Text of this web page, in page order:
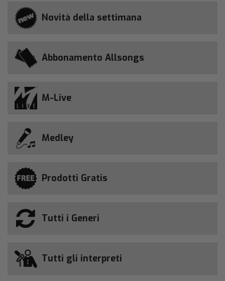
Novità della settimana
Abbonamento Allsongs
M-Live
Medley
Prodotti Gratis
Tutti i Generi
Tutti gli interpreti